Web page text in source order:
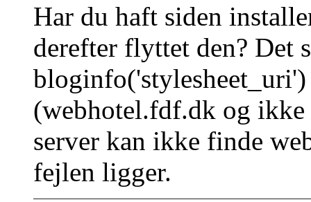
Har du haft siden
derefter flyttet den? Det
(webhotel.fdf.dk og
server kan ikke finde
fejlen ligger.